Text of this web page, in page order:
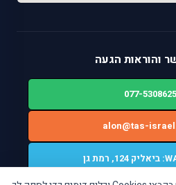
והוראות הגעה
077-5308625
alon@tas-